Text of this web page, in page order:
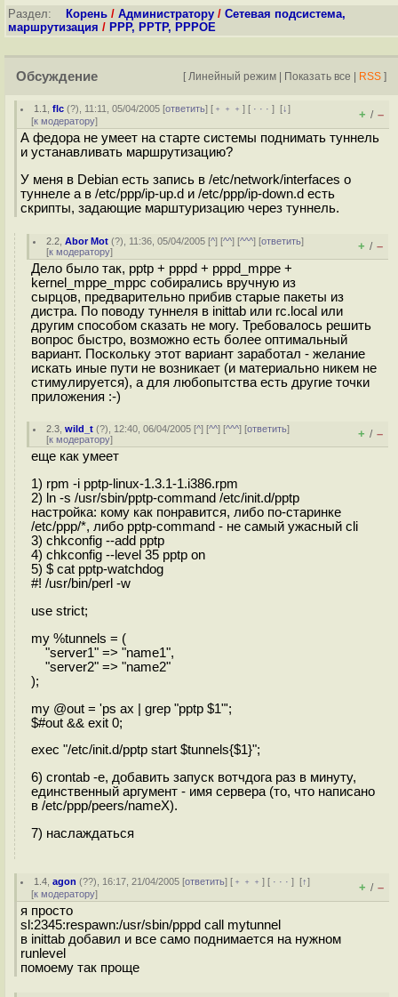
Раздел: Корень / Администратору / Сетевая подсистема,
маршрутизация / PPP, PPTP, PPPOE
Обсуждение [ Линейный режим | Показать все | RSS ]
1.1 ,flc (?), 11:11, 05/04/2005 [ответить] [ ﹢﹢﹢] [ · · ·][↓]
[к модератору] + / –
А федора не умеет на старте системы поднимать туннель
и устанавливать маршрутизацию?
У меня в Debian есть запись в /etc/network/interfaces о
туннеле а в /etc/ppp/ip-up.d и /etc/ppp/ip-down.d есть
скрипты, задающие марштуризацию через туннель.
2.2 ,Abor Mot (?), 11:36, 05/04/2005 [^] [^^] [^^^] [ответить]
[к модератору] + / –
Дело было так, pptp + pppd + pppd_mppe +
kernel_mppe_mppc собирались вручную из
сырцов, предварительно прибив старые пакеты из
дистра. По поводу туннеля в inittab или rc.local или
другим способом сказать не могу. Требовалось решить
вопрос быстро, возможно есть более оптимальный
вариант. Поскольку этот вариант заработал - желание
искать иные пути не возникает (и материально никем не
стимулируется), а для любопытства есть другие точки
приложения :-)
2.3 ,wild_t (?), 12:40, 06/04/2005 [^] [^^] [^^^] [ответить]
[к модератору] + / –
еще как умеет
1) rpm -i pptp-linux-1.3.1-1.i386.rpm
2) ln -s /usr/sbin/pptp-command /etc/init.d/pptp
настройка: кому как понравится, либо по-старинке
/etc/ppp/*, либо pptp-command - не самый ужасный cli
3) chkconfig --add pptp
4) chkconfig --level 35 pptp on
5) $ cat pptp-watchdog
#! /usr/bin/perl -w
use strict;
my %tunnels = (
"server1" => "name1",
"server2" => "name2"
);
my @out = 'ps ax | grep "pptp $1"';
$#out && exit 0;
exec "/etc/init.d/pptp start $tunnels{$1}";
6) crontab -e, добавить запуск вотчдога раз в минуту,
единственный аргумент - имя сервера (то, что написано
в /etc/ppp/peers/nameX).
7) наслаждаться
1.4 ,agon (??), 16:17, 21/04/2005 [ответить] [ ﹢﹢﹢] [ · · ·][↑]
[к модератору] + / –
я просто
sl:2345:respawn:/usr/sbin/pppd call mytunnel
в inittab добавил и все само поднимается на нужном
runlevel
помоему так проще